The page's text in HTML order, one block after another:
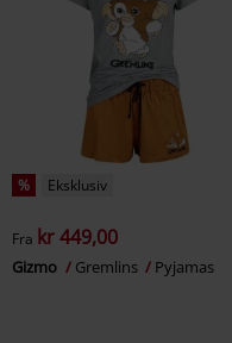
% Eksklusiv
Fra kr 449,00
Gizmo Gremlins Pyjamas